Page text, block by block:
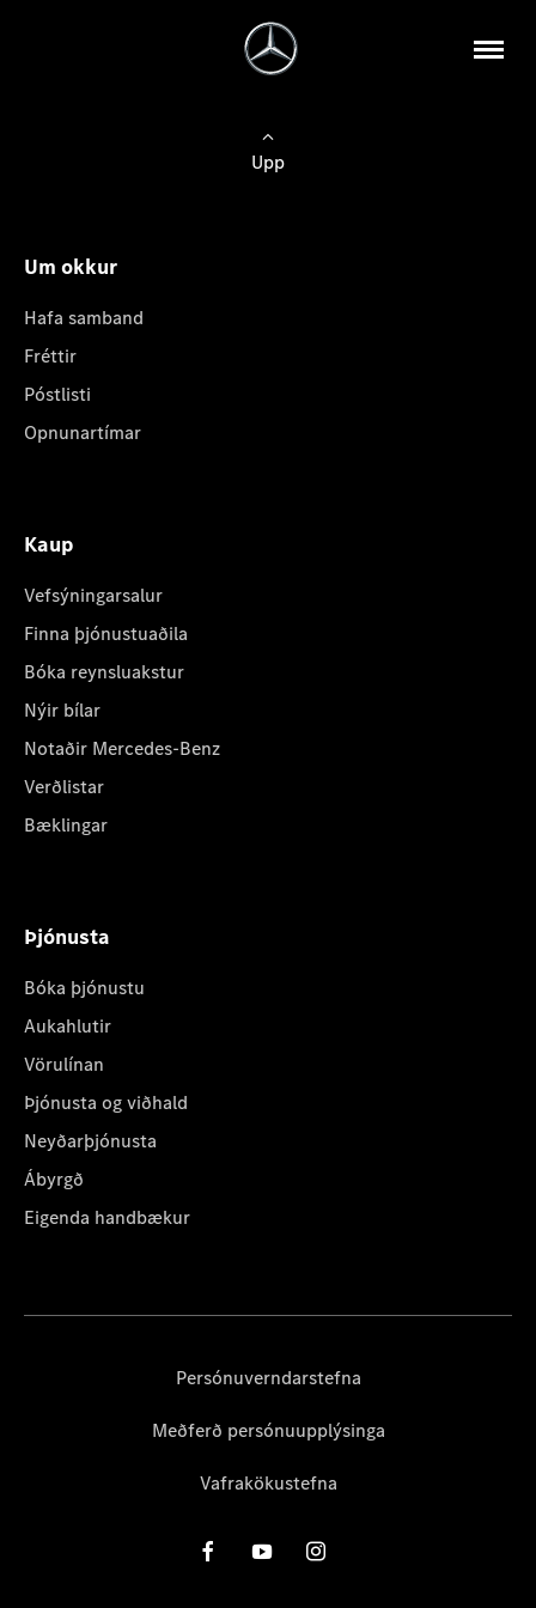
Upp
Um okkur
Hafa samband
Fréttir
Póstlisti
Opnunartímar
Kaup
Vefsýningarsalur
Finna þjónustuaðila
Bóka reynsluakstur
Nýir bílar
Notaðir Mercedes-Benz
Verðlistar
Bæklingar
Þjónusta
Bóka þjónustu
Aukahlutir
Vörulínan
Þjónusta og viðhald
Neyðarþjónusta
Ábyrgð
Eigenda handbækur
Persónuverndarstefna
Meðferð persónuupplýsinga
Vafrakökustefna